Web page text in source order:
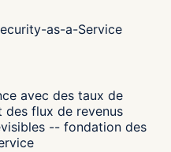
as-a-Service
avec des taux de
des flux de revenus
-- fondation des